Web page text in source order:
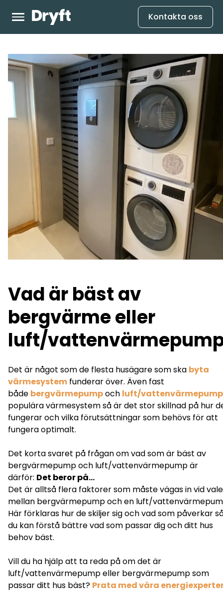
Kontakta oss
Vad är bäst av
bergvärme eller
luft/
Det är något som de flesta husägare som ska byta
värmesystem funderar över. Även fast
både bergvärmepumpoch luft/vattenvärmepump
populära värmesystem så är det stor skillnad på hur
fungerar och vilka förutsättningar som behövs för att
fungera optimalt.
Det korta svaret på frågan om vad som är bäst av
bergvärmepump och luft/vattenvärmepump är
därför: Det beror på…
Det är alltså flera faktorer som måste vägas in vid
mellan bergvärmepump och en luft/
Här förklaras hur de skiljer sig och vad som påverkar
du kan förstå bättre vad som passar dig och ditt hus
behov bäst.
Vill du ha hjälp att ta reda på om det är
luft/vattenvärmepump eller bergvärmepump som
passar ditt hus bäst? Prata med våra